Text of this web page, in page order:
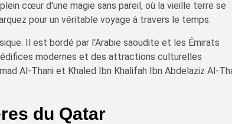
cœur d'une magie sans pareil, où la vieille terre se
pour un véritable voyage à travers le temps.
Il est bordé par l'Arabie saoudite et les Émirats
édifices modernes et des attractions culturelles
Al-Thani et Khaled Ibn Khalifah Ibn Abdelaziz Al-
du Qatar